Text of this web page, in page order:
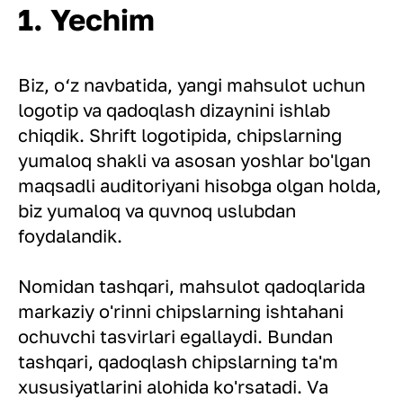
1. Yechim
Biz, o‘z navbatida, yangi mahsulot uchun
logotip va qadoqlash dizaynini ishlab
chiqdik. Shrift logotipida, chipslarning
yumaloq shakli va asosan yoshlar bo'lgan
maqsadli auditoriyani hisobga olgan holda,
biz yumaloq va quvnoq uslubdan
foydalandik.
Nomidan tashqari, mahsulot qadoqlarida
markaziy o'rinni chipslarning ishtahani
ochuvchi tasvirlari egallaydi. Bundan
tashqari, qadoqlash chipslarning ta'm
xususiyatlarini alohida ko'rsatadi. Va